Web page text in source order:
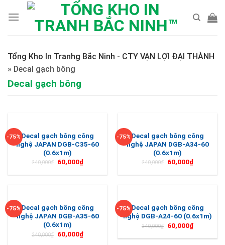
Tổng Kho In Tranhg Bắc Ninh - CTY VẠN LỢI ĐẠI THÀNH
» Decal gạch bông
Decal gạch bông
-75% Decal gạch bông công
nghệ JAPAN DGB-C35-60
(0.6x1m)
240,000₫ 60,000₫
-75% Decal gạch bông công
nghệ JAPAN DGB-A34-60
(0.6x1m)
240,000₫ 60,000₫
-75% Decal gạch bông công
nghệ JAPAN DGB-A35-60
(0.6x1m)
240,000₫ 60,000₫
-75% Decal gạch bông công
nghệ DGB-A24-60 (0.6x1m)
240,000₫ 60,000₫